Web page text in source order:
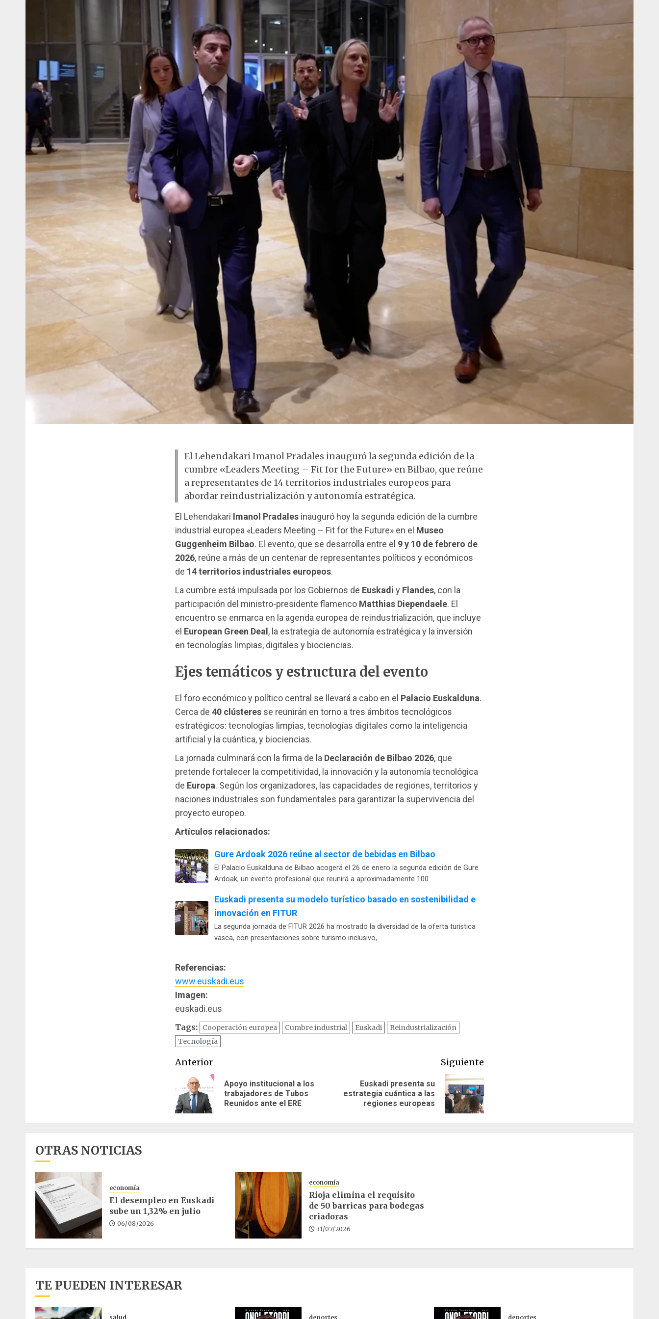
El Lehendakari Imanol Pradales inauguró la segunda edición de la
cumbre «Leaders Meeting – Fit for the Future» en Bilbao, que reúne
a representantes de 14 territorios industriales europeos para
abordar reindustrialización y autonomía estratégica.
El Lehendakari Imanol Pradales inauguró hoy la segunda edición de la cumbre
industrial europea «Leaders Meeting – Fit for the Future» en el Museo
Guggenheim Bilbao. El evento, que se desarrolla entre el 9 y 10 de febrero de
2026, reúne a más de un centenar de representantes políticos y económicos
de 14 territorios industriales europeos.
La cumbre está impulsada por los Gobiernos de Euskadi y Flandes, con la
participación del ministro-presidente flamenco Matthias Diependaele. El
encuentro se enmarca en la agenda europea de reindustrialización, que incluye
el European Green Deal , la estrategia de autonomía estratégica y la inversión
en tecnologías limpias, digitales y biociencias.
Ejes temáticos y estructura del evento
El foro económico y político central se llevará a cabo en el Palacio Euskalduna.
Cerca de 40 clústeres se reunirán en torno a tres ámbitos tecnológicos
estratégicos: tecnologías limpias, tecnologías digitales como la inteligencia
artificial y la cuántica, y biociencias.
La jornada culminará con la firma de la Declaración de Bilbao 2026, que
pretende fortalecer la competitividad, la innovación y la autonomía tecnológica
de Europa. Según los organizadores, las capacidades de regiones, territorios y
naciones industriales son fundamentales para garantizar la supervivencia del
proyecto europeo.
Artículos relacionados:
Gure Ardoak 2026 reúne al sector de bebidas en Bilbao
El Palacio Euskalduna de Bilbao acogerá el 26 de enero la segunda edición de Gure
Ardoak, un evento profesional que reunirá a aproximadamente 100…
Euskadi presenta su modelo turístico basado en sostenibilidad e
innovación en FITUR
La segunda jornada de FITUR 2026 ha mostrado la diversidad de la oferta turística
vasca, con presentaciones sobre turismo inclusivo,…
Referencias:
www.euskadi.eus
Imagen:
euskadi.eus
Tags: Cooperación europea Cumbre industrial Euskadi
Reindustrialización
Tecnología
Navegación
de
entradas
Anterior
Entrada
anterior:
Apoyo institucional a los
trabajadores de Tubos
Reunidos ante el ERE
Siguiente
Siguiente
entrada:
Euskadi presenta su
estrategia cuántica a las
regiones europeas
OTRAS NOTICIAS
economía
El desempleo en Euskadi
sube un 1,32% en julio
06/08/2026
economía
Rioja elimina el requisito
de 50 barricas para bodegas
criadoras
31/07/2026
TE PUEDEN INTERESAR
salud deportes deportes